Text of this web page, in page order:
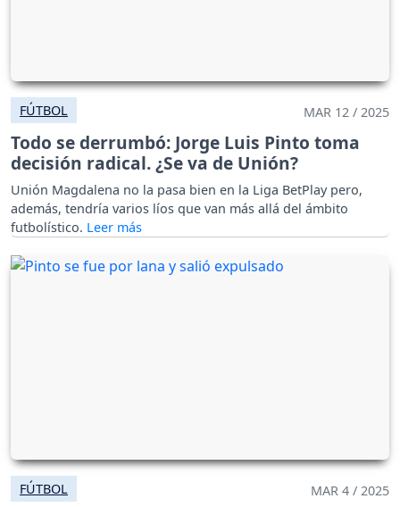
FÚTBOL MAR 12 / 2025
Todo se derrumbó: Jorge Luis Pinto toma
decisión radical. ¿Se va de Unión?
Unión Magdalena no la pasa bien en la Liga BetPlay pero,
además, tendría varios líos que van más allá del ámbito
futbolístico.
FÚTBOL MAR 4 / 2025